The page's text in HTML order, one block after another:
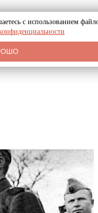
с использованием